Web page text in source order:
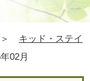
＞
キッド・ステイ
02月